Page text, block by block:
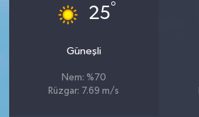
25°
Güneşli
Nem: %70
Rüzgar: 7.69 m/s